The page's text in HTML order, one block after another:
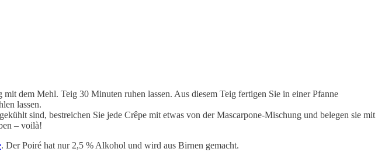
dem Mehl. Teig 30 Minuten ruhen lassen. Aus diesem Teig fertigen Sie in einer Pfanne
lassen.
sind, bestreichen Sie jede Crêpe mit etwas von der Mascarpone-Mischung und belegen sie mit
– voilà!
. Der Poiré hat nur 2,5 % Alkohol und wird aus Birnen gemacht.